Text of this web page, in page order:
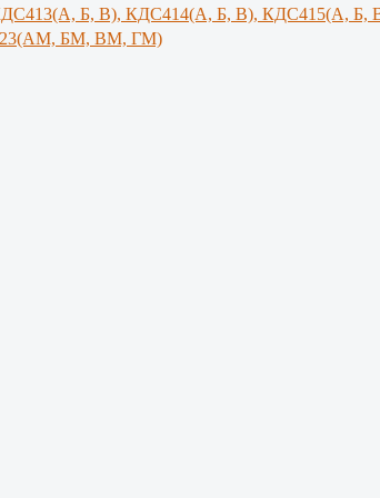
Б, В), КДС414(А, Б, В), КДС415(А, Б,
БМ, ВМ, ГМ)